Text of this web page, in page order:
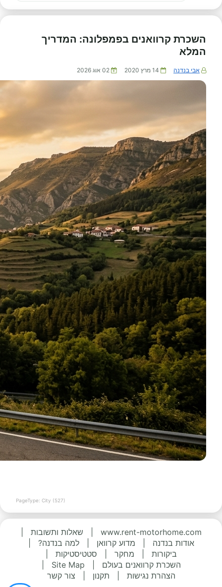
השכרת קרוואנים בפמפלונה: המדריך
המלא
אבי בנדנה 14 מרץ 2020 02 אוג 2026
PageType: City (527)
www.rent-motorhome.com שאלות ותשובות
אודות בנדנה
מדוע קרוואן למה בנדנה?
ביקורות
מחקר סטטיסטיקות
השכרת קרוואנים בעולם
Site Map
הצהרת נגישות
תקנון צור קשר